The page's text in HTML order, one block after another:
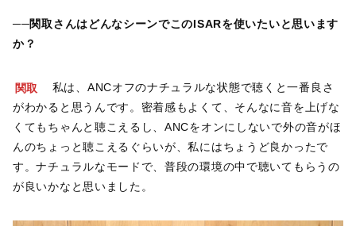
──関取さんはどんなシーンでこのISARを使いたいと思います
か？
関取
私は、ANCオフのナチュラルな状態で聴くと一番良さ
がわかると思うんです。密着感もよくて、そんなに音を上げな
くてもちゃんと聴こえるし、ANCをオンにしないで外の音がほ
んのちょっと聴こえるぐらいが、私にはちょうど良かったで
す。ナチュラルなモードで、普段の環境の中で聴いてもらうの
が良いかなと思いました。